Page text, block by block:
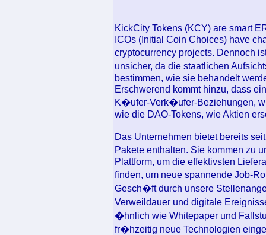
KickCity Tokens (KCY) are smart
ICOs (Initial Coin Choices) have
cryptocurrency projects. Dennoch
unsicher, da die staatlichen
bestimmen, wie sie behandelt
Erschwerend kommt hinzu, dass
K�ufer-Verk�ufer-Beziehungen,
wie die DAO-Tokens, wie Aktien
Das Unternehmen bietet bereits
Pakete enthalten. Sie kommen zu
Plattform, um die effektivsten
finden, um neue spannende Job-
Gesch�ft durch unsere
Verweildauer und digitale
�hnlich wie Whitepaper und
fr�hzeitig neue Technologien